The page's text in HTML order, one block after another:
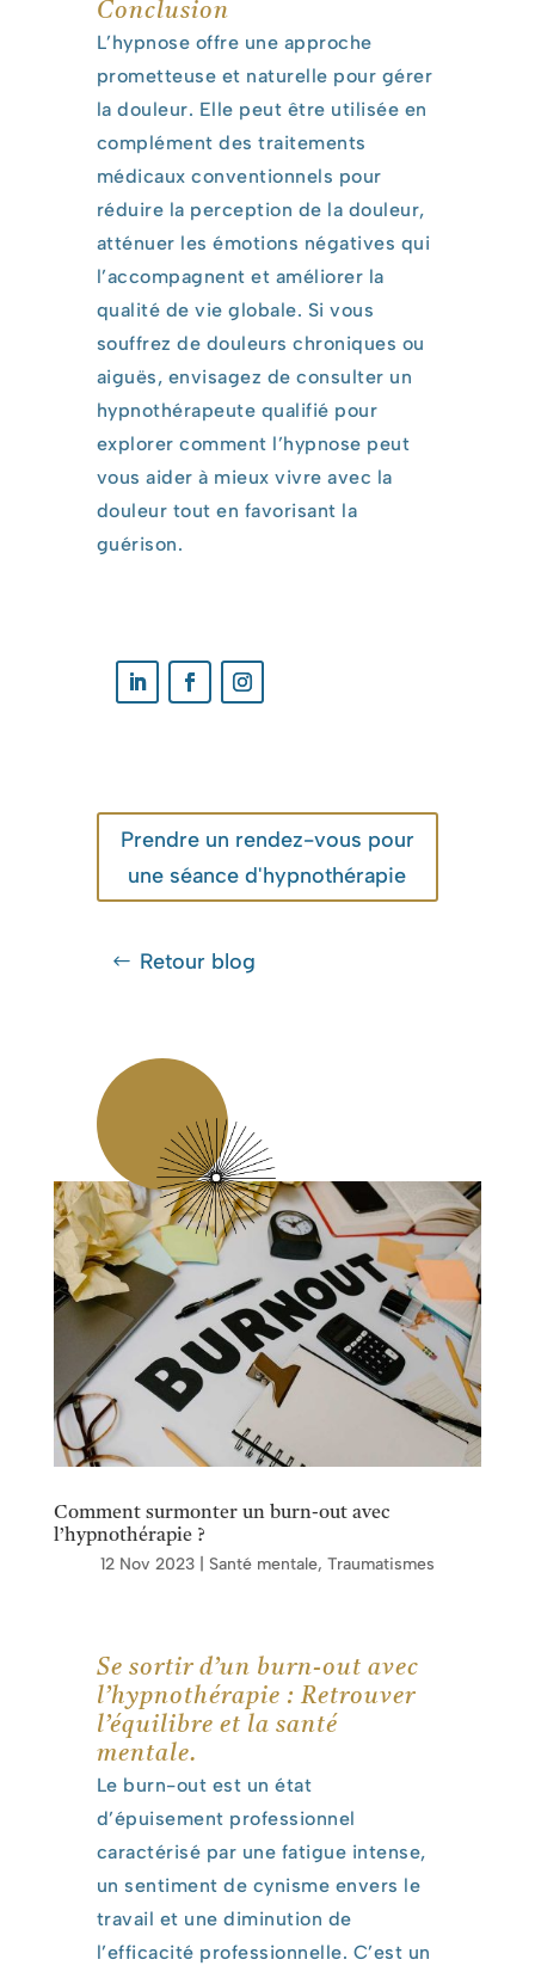
Conclusion
L’hypnose offre une approche
prometteuse et naturelle pour gérer
la douleur. Elle peut être utilisée en
complément des traitements
médicaux conventionnels pour
réduire la perception de la douleur,
atténuer les émotions négatives qui
l’accompagnent et améliorer la
qualité de vie globale. Si vous
souffrez de douleurs chroniques ou
aiguës, envisagez de consulter un
hypnothérapeute qualifié pour
explorer comment l’hypnose peut
vous aider à mieux vivre avec la
douleur tout en favorisant la
guérison.
Prendre un rendez-vous pour
une séance d'hypnothérapie
Retour blog
Comment surmonter un burn-out avec
l’hypnothérapie ?
12 Nov 2023| Santé mentale, Traumatismes
Se sortir d’un burn-out avec
l’hypnothérapie : Retrouver
l’équilibre et la santé
mentale.
Le burn-out est un état
d’épuisement professionnel
caractérisé par une fatigue intense,
un sentiment de cynisme envers le
travail et une diminution de
l’efficacité professionnelle. C’est un